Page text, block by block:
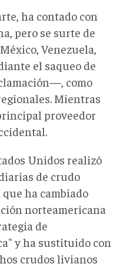
ha contado con
pero se surte de
Venezuela,
el saqueo de
como
Mientras
proveedor
Unidos realizó
de crudo
ha cambiado
norteamericana
de
y ha sustituido con
crudos livianos